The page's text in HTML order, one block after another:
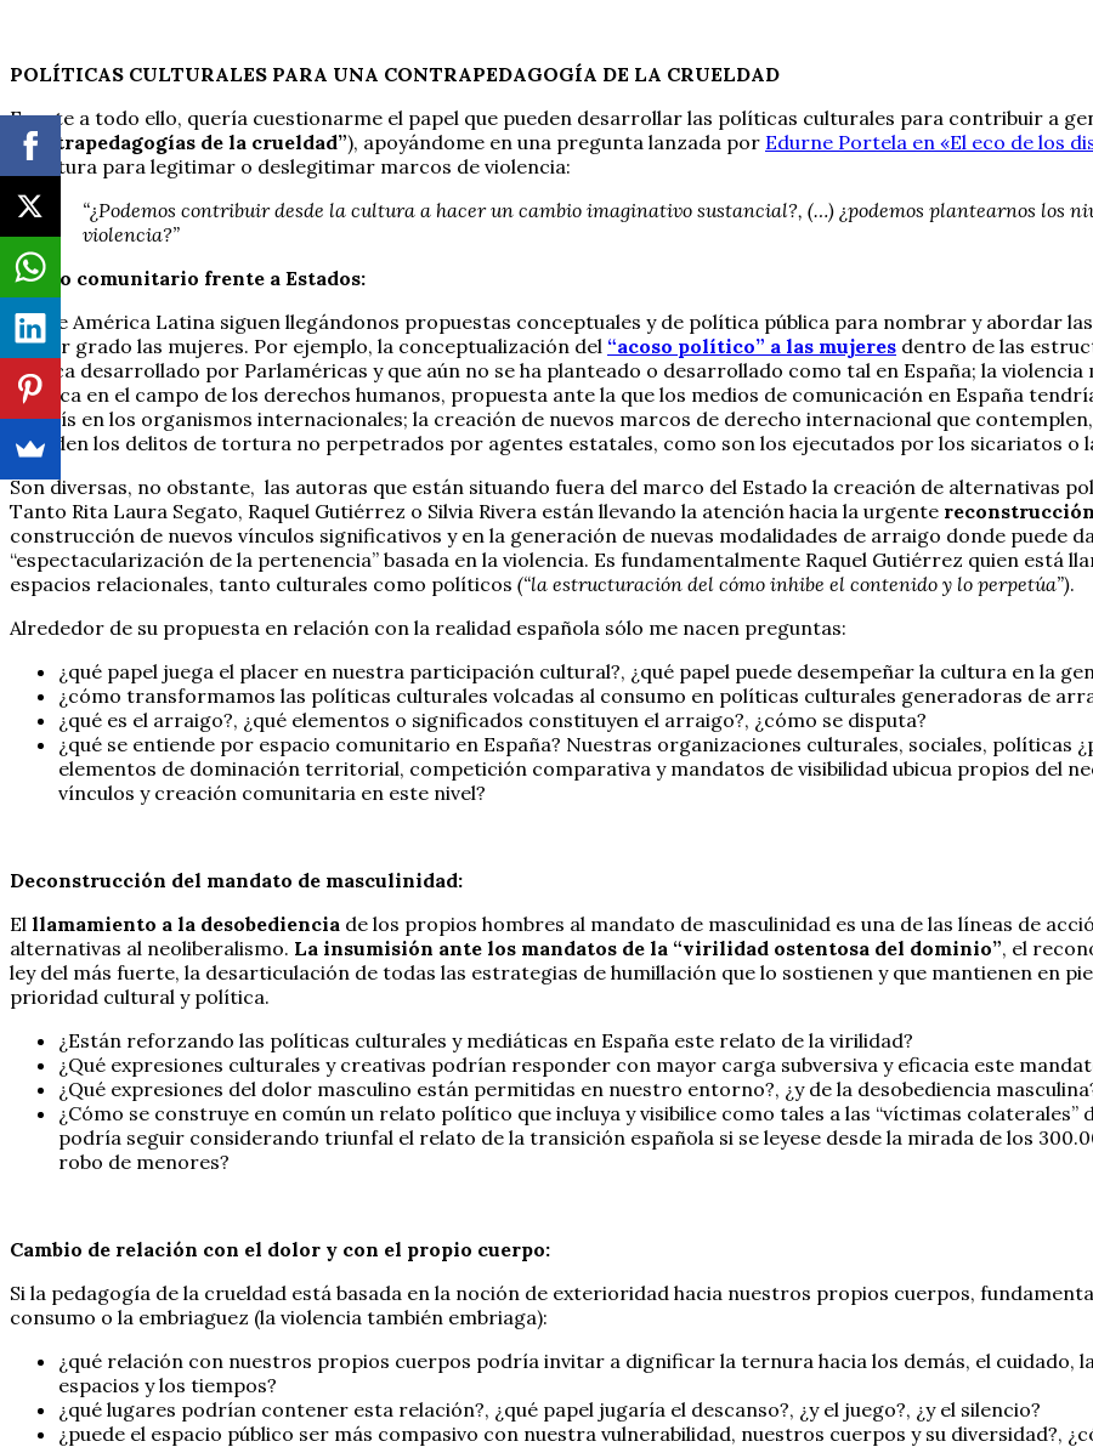
POLÍTICAS CULTURALES PARA UNA CONTRAPEDAGOGÍA DE LA CRUELDAD
Frente a todo ello, quería cuestionarme el papel que pueden desarrollar las políticas culturales para contribuir a
“contrapedagogías de la crueldad”), apoyándome en una pregunta lanzada por Edurne Portela en «El eco de los
la cultura para legitimar o deslegitimar marcos de violencia:
“¿Podemos contribuir desde la cultura a hacer un cambio imaginativo sustancial?, (…) ¿podemos plantearnos los
violencia?”
Tejido comunitario frente a Estados:
Desde América Latina siguen llegándonos propuestas conceptuales y de política pública para nombrar y abordar
mayor grado las mujeres. Por ejemplo, la conceptualización del “acoso político” a las mujeres dentro de las
pública desarrollado por Parlaméricas y que aún no se ha planteado o desarrollado como tal en España; la
jurídica en el campo de los derechos humanos, propuesta ante la que los medios de comunicación en España
de país en los organismos internacionales; la creación de nuevos marcos de derecho internacional que
aborden los delitos de tortura no perpetrados por agentes estatales, como son los ejecutados por los sicariatos o
Son diversas, no obstante, las autoras que están situando fuera del marco del Estado la creación de alternativas
Tanto Rita Laura Segato, Raquel Gutiérrez o Silvia Rivera están llevando la atención hacia la urgente
construcción de nuevos vínculos significativos y en la generación de nuevas modalidades de arraigo donde puede
“espectacularización de la pertenencia” basada en la violencia. Es fundamentalmente Raquel Gutiérrez quien está
espacios relacionales, tanto culturales como políticos (“la estructuración del cómo inhibe el contenido y lo perpetúa”).
Alrededor de su propuesta en relación con la realidad española sólo me nacen preguntas:
¿qué papel juega el placer en nuestra participación cultural?, ¿qué papel puede desempeñar la cultura en la
¿cómo transformamos las políticas culturales volcadas al consumo en políticas culturales generadoras de
¿qué es el arraigo?, ¿qué elementos o significados constituyen el arraigo?, ¿cómo se disputa?
¿qué se entiende por espacio comunitario en España? Nuestras organizaciones culturales, sociales,
elementos de dominación territorial, competición comparativa y mandatos de visibilidad ubicua propios del
vínculos y creación comunitaria en este nivel?
Deconstrucción del mandato de masculinidad:
El llamamiento a la desobediencia de los propios hombres al mandato de masculinidad es una de las líneas de
alternativas al neoliberalismo. La insumisión ante los mandatos de la “virilidad ostentosa del dominio”, el
ley del más fuerte, la desarticulación de todas las estrategias de humillación que lo sostienen y que mantienen en
prioridad cultural y política.
¿Están reforzando las políticas culturales y mediáticas en España este relato de la virilidad?
¿Qué expresiones culturales y creativas podrían responder con mayor carga subversiva y eficacia este
¿Qué expresiones del dolor masculino están permitidas en nuestro entorno?, ¿y de la desobediencia
¿Cómo se construye en común un relato político que incluya y visibilice como tales a las “víctimas colaterales”
podría seguir considerando triunfal el relato de la transición española si se leyese desde la mirada de los
robo de menores?
Cambio de relación con el dolor y con el propio cuerpo:
Si la pedagogía de la crueldad está basada en la noción de exterioridad hacia nuestros propios cuerpos,
consumo o la embriaguez (la violencia también embriaga):
¿qué relación con nuestros propios cuerpos podría invitar a dignificar la ternura hacia los demás, el cuidado,
espacios y los tiempos?
¿qué lugares podrían contener esta relación?, ¿qué papel jugaría el descanso?, ¿y el juego?, ¿y el silencio?
¿puede el espacio público ser más compasivo con nuestra vulnerabilidad, nuestros cuerpos y su diversidad?,